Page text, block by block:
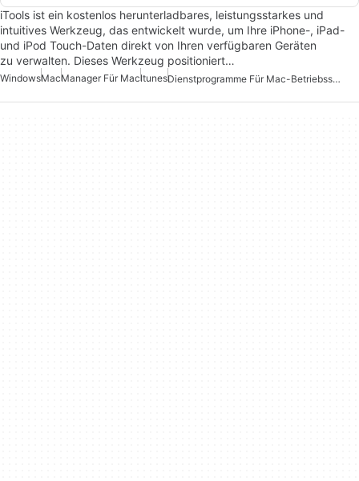
iTools ist ein kostenlos herunterladbares, leistungsstarkes und
intuitives Werkzeug, das entwickelt wurde, um Ihre iPhone-, iPad-
und iPod Touch-Daten direkt von Ihren verfügbaren Geräten
zu verwalten. Dieses Werkzeug positioniert…
WindowsMacManager Für MacItunes Dienstprogramme Für Mac-Betriebssysteme